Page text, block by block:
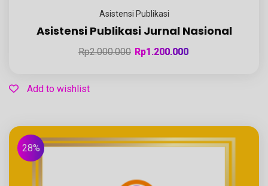
Asistensi Publikasi
Asistensi Publikasi Jurnal Nasional
Rp2.000.000 Rp1.200.000
Add to wishlist
28%